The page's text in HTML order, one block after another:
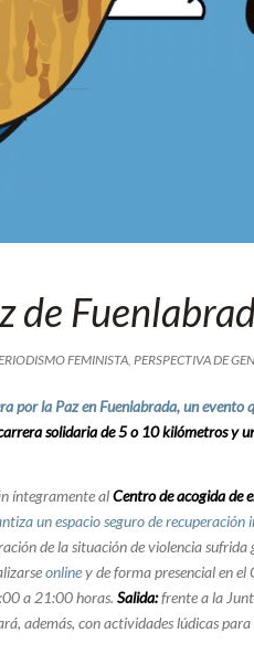
de
FEMINISTA, PERSPECTIVA DE
por la Paz en Fuenlabrada, un evento
solidaria de 5 o 10 kilómetros y
íntegramente alCentro de acogida de
un espacio seguro de recuperación
de la situación de violencia
onliney de forma presencial en
a 21:00 horas. Salida:frente a la
además, con actividades lúdicas